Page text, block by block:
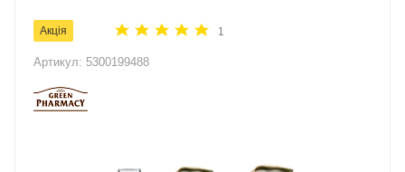
Акція 1
Артикул: 5300199488